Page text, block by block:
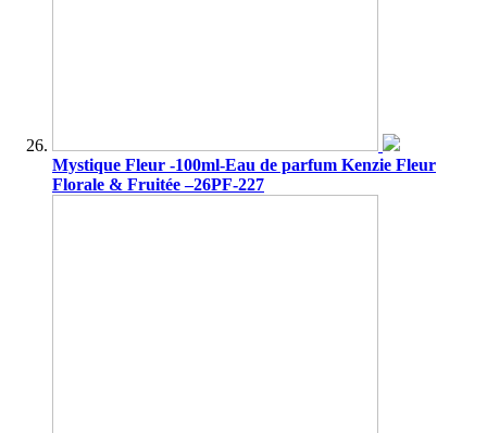
Mystique Fleur -100ml-Eau de parfum Kenzie Fleur
Florale & Fruitée –26PF-227